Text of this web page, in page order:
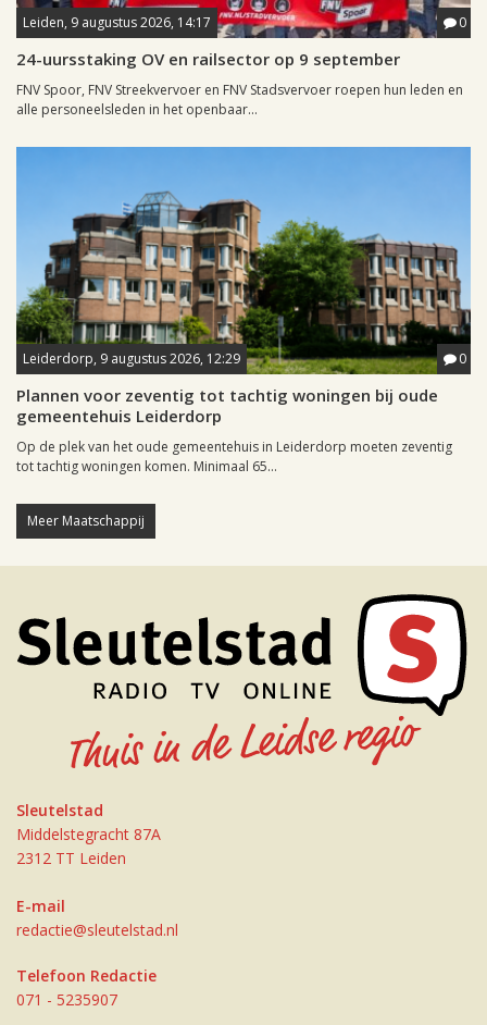
Leiden, 9 augustus 2026, 14:17 0
24-uursstaking OV en railsector op 9 september
FNV Spoor, FNV Streekvervoer en FNV Stadsvervoer roepen hun leden en
alle personeelsleden in het openbaar...
Leiderdorp, 9 augustus 2026, 12:29 0
Plannen voor zeventig tot tachtig woningen bij oude
gemeentehuis Leiderdorp
Op de plek van het oude gemeentehuis in Leiderdorp moeten zeventig
tot tachtig woningen komen. Minimaal 65...
Meer Maatschappij
Sleutelstad
Middelstegracht 87A
2312 TT Leiden
E-mail
redactie@sleutelstad.nl
Telefoon Redactie
071 - 5235907